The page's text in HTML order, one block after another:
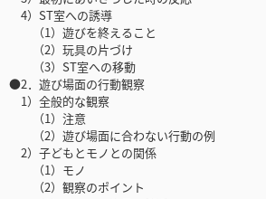
4）ST室への誘導
（1）遊びを終えること
（2）玩具の片づけ
（3）ST室への移動
●2．遊び場面の行動観察
1）全般的な観察
（1）注意
（2）遊び場面に合わない行動の例
2）子どもとモノとの関係
（1）モノ
（2）観察のポイント